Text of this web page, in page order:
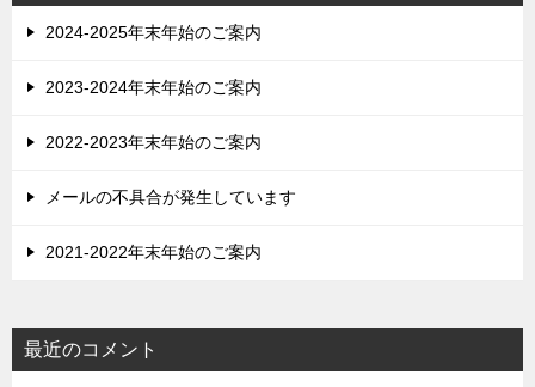
ョ
2024-2025年末年始のご案内
2023-2024年末年始のご案内
2022-2023年末年始のご案内
メールの不具合が発生しています
2021-2022年末年始のご案内
最近のコメント